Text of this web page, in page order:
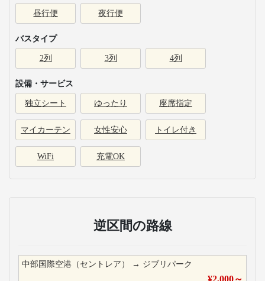
昼行便 夜行便
バスタイプ
2列 3列 4列
設備・サービス
独立シート ゆったり 座席指定
マイカーテン 女性安心 トイレ付き
WiFi 充電OK
逆区間の路線
中部国際空港（セントレア） → ジブリパーク
¥2,000～